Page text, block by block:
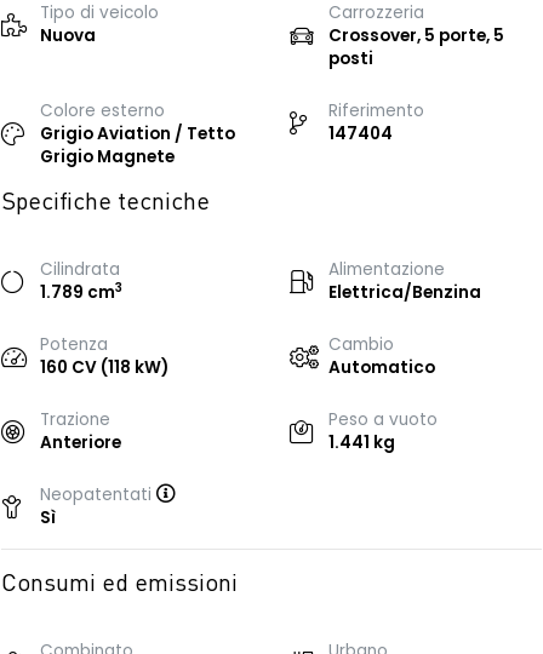
Tipo di veicolo
Nuova
Carrozzeria
Crossover, 5 porte, 5
posti
Colore esterno
Grigio Aviation / Tetto
Grigio Magnete
Riferimento
147404
Specifiche tecniche
Cilindrata
1.789 cm3
Alimentazione
Elettrica/Benzina
Potenza
160 CV (118 kW)
Cambio
Automatico
Trazione
Anteriore
Peso a vuoto
1.441 kg
Neopatentati
Sì
Consumi ed emissioni